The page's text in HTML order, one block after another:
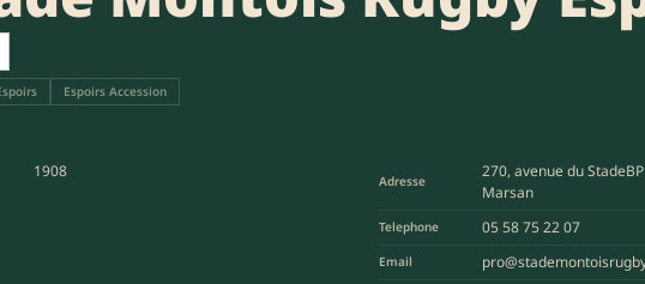
Espoirs Accession
1908
Adresse
270, avenue du
Marsan
Telephone 05 58 75 22 07
Email